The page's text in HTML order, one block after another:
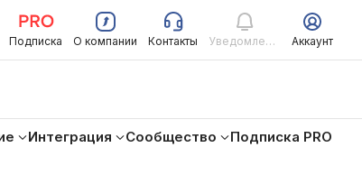
Подписка О компании Контакты Уведомления Аккаунт
Интеграция Сообщество
Подписка PRO